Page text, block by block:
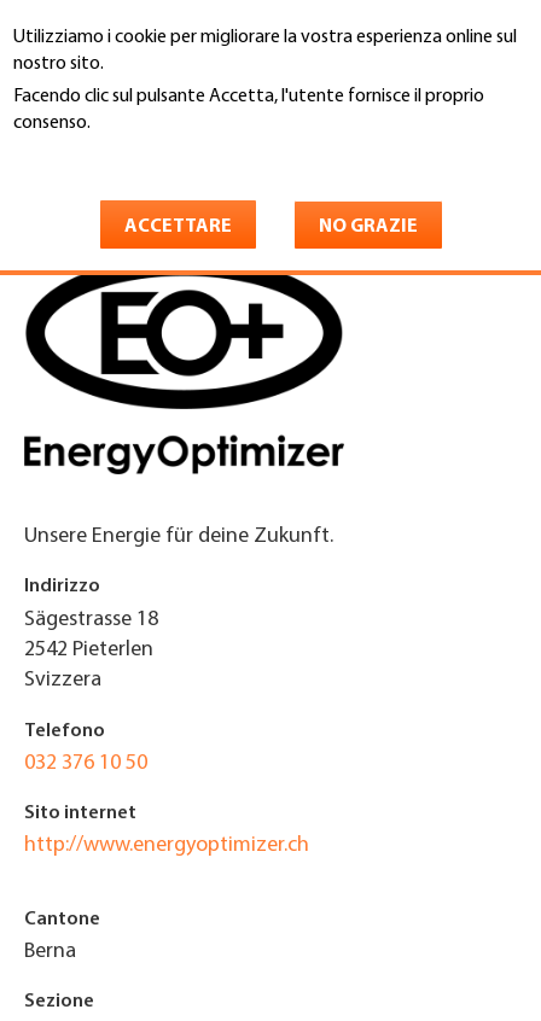
Utilizziamo i cookie per migliorare la vostra esperienza online sul
nostro sito.
Facendo clic sul pulsante Accetta, l'utente fornisce il proprio
consenso.
ACCETTARE NO GRAZIE
al
contenuto
principale
You
Unsere Energie für deine Zukunft.
Indirizzo
Sägestrasse 18
2542 Pieterlen
Svizzera
Telefono
032 376 10 50
Sito internet
http://www.energyoptimizer.ch
Cantone
Berna
Sezione